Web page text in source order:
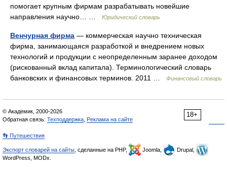
помогает крупным фирмам разрабатывать новейшие
направления научно… …
Юридический словарь
Венчурная фирма — коммерческая научно техническая
фирма, занимающаяся разработкой и внедрением новых
технологий и продукции с неопределенным заранее доходом
(рискованный вклад капитала). Терминологический словарь
банковских и финансовых терминов. 2011 …
Финансовый словарь
18+
© Академик, 2000-2026
Обратная связь: Техподдержка Реклама на сайте
👣 Путешествия
Экспорт словарей на сайты , сделанные на PHP, Joomla,
Drupal,
WordPress, MODx.